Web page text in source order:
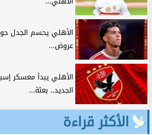
الأهلي يحسم الجدل
عروض...
الأهلي يبدأ معسكر
الجديد.. بعثة...
الأكثر قراءة